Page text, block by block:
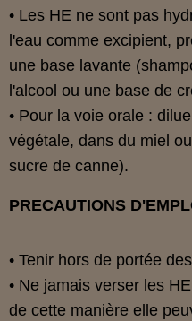
• Les HE ne sont pas
l'eau comme excipient,
une base lavante
l'alcool ou une base de
• Pour la voie orale :
végétale, dans du miel
sucre de canne).
PRECAUTIONS
• Tenir hors de portée
• Ne jamais verser les
de cette manière elle